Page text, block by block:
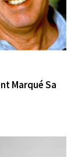
Marqué Sa